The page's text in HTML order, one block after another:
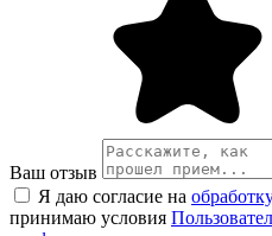
Ваш отзыв
Я даю согласие на
принимаю условия